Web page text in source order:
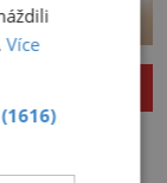
ceny?
Více
(1616)